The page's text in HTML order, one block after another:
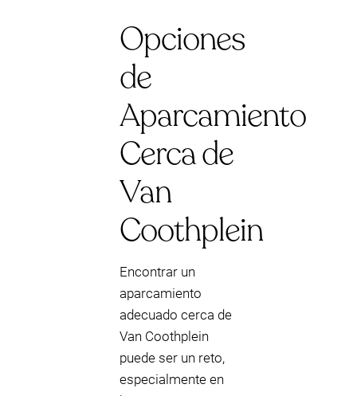
Opciones
de
Aparcamiento
Cerca de
Van
Coothplein
Encontrar un
aparcamiento
adecuado cerca de
Van Coothplein
puede ser un reto,
especialmente en